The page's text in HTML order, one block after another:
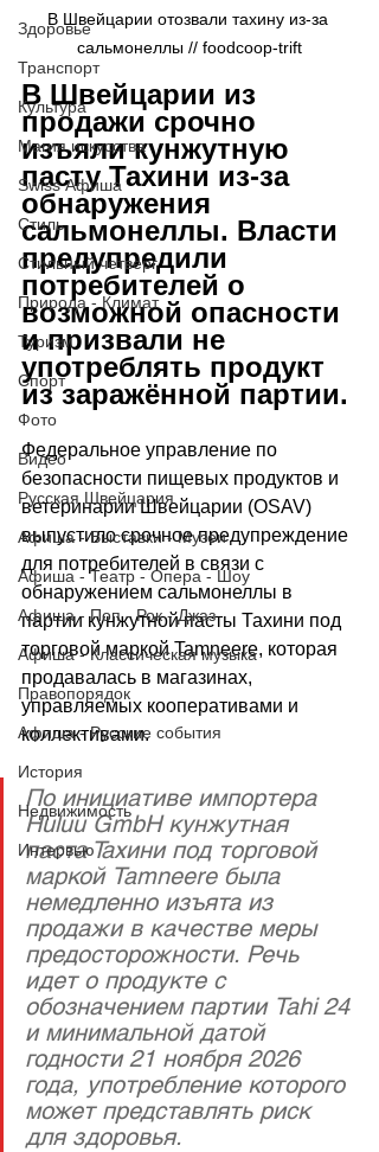
Здоровье
Транспорт
Культура
Магия искусства
Swiss Афиша
Стиль
Стильный четверг
Природа - Климат
Туризм
Спорт
Фото
Видео
Русская Швейцария
Афиша - Выставки - Музеи
Афиша - Театр - Опера - Шоу
Афиша - Поп - Рок - Джаз
Афиша - Классическая музыка
Правопорядок
Афиша - Русские события
История
Недвижимость
Интервью
В Швейцарии отозвали тахину из-за
сальмонеллы // foodcoop-trift
В Швейцарии из
продажи срочно
изъяли кунжутную
пасту Тахини из-за
обнаружения
сальмонеллы. Власти
предупредили
потребителей о
возможной опасности
и призвали не
употреблять продукт
из заражённой партии.
Федеральное управление по
безопасности пищевых продуктов и
ветеринарии Швейцарии (OSAV)
выпустило срочное предупреждение
для потребителей в связи с
обнаружением сальмонеллы в
партии кунжутной пасты Тахини под
торговой маркой Tamneere, которая
продавалась в магазинах,
управляемых кооперативами и
коллективами.
По инициативе импортера
Huluu GmbH кунжутная
паста Тахини под торговой
маркой Tamneere была
немедленно изъята из
продажи в качестве меры
предосторожности. Речь
идет о продукте с
обозначением партии Tahi 24
и минимальной датой
годности 21 ноября 2026
года, употребление которого
может представлять риск
для здоровья.